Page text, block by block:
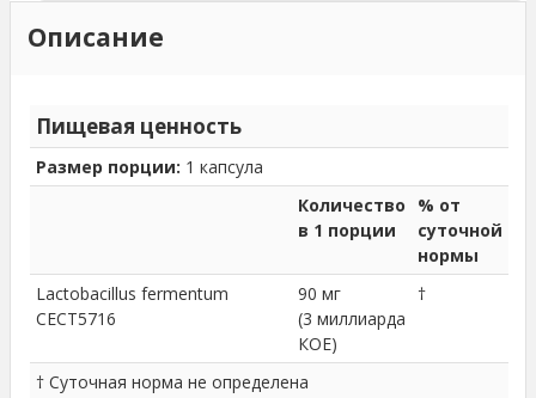
Описание
Пищевая ценность
Размер порции: 1 капсула
Количество
в 1 порции
% от
суточной
нормы
Lactobacillus fermentum
CECT5716
90 мг
(3 миллиарда
КОЕ)
†
† Суточная норма не определена